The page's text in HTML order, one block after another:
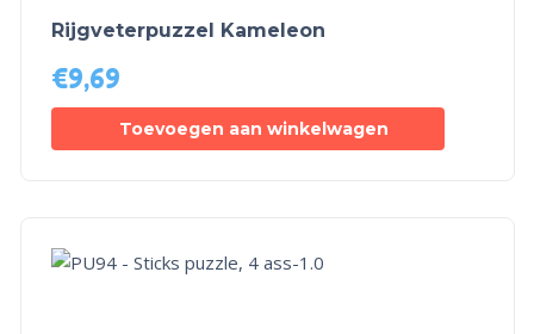
Rijgveterpuzzel Kameleon
€9,69
Toevoegen aan winkelwagen